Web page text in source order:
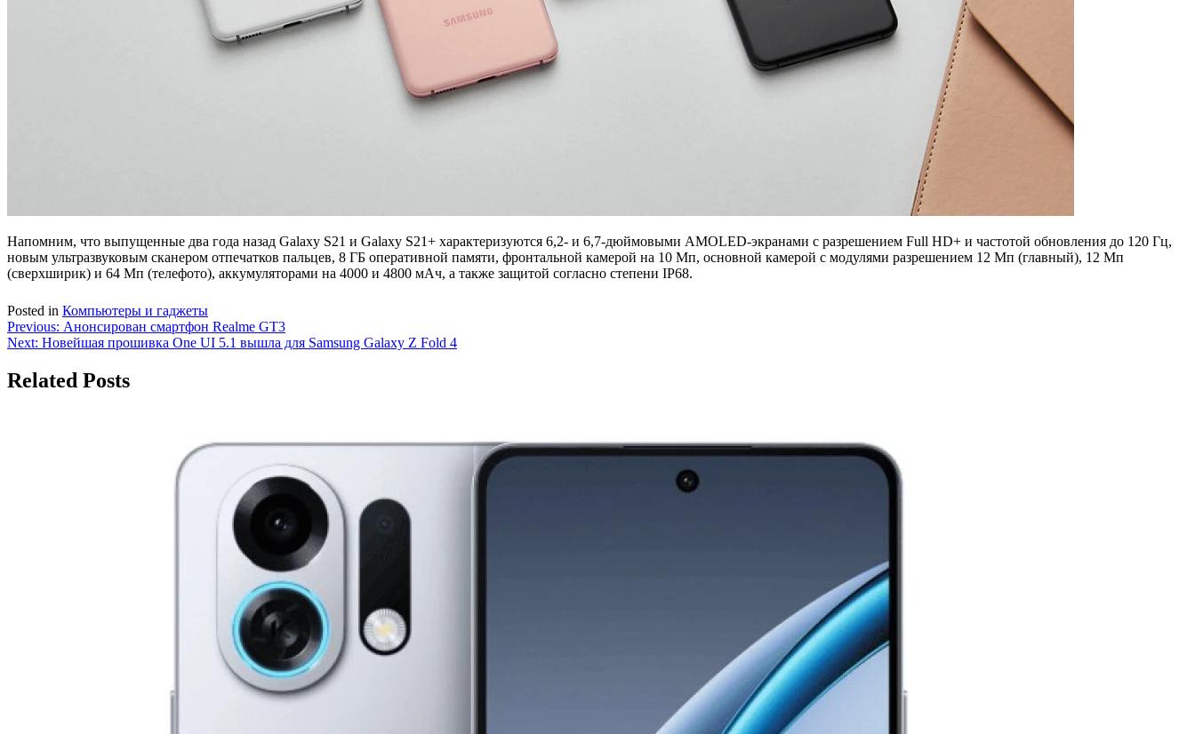
Напомним, что выпущенные два года назад Galaxy S21 и Galaxy S21+ характеризуются 6,2- и 6,7-дюймовыми AMOLED-экранами с разрешением Full HD+ и частотой обновления до 120 Гц,
новым ультразвуковым сканером отпечатков пальцев, 8 ГБ оперативной памяти, фронтальной камерой на 10 Мп, основной камерой с модулями разрешением 12 Мп (главный), 12 Мп
(сверхширик) и 64 Мп (телефото), аккумуляторами на 4000 и 4800 мАч, а также защитой согласно степени IP68.
Posted in Компьютеры и гаджеты
Навигация
по
записям
Previous: Анонсирован смартфон Realme GT3
Next: Новейшая прошивка One UI 5.1 вышла для Samsung Galaxy Z Fold 4
Related Posts